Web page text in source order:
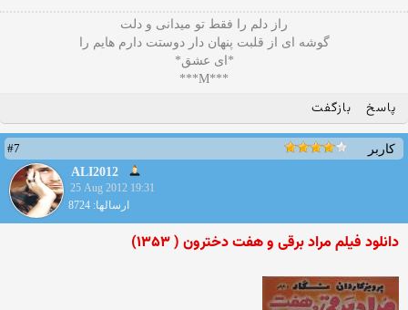
راز دلم را فقط تو میدانی و دلت
گوشه ای از قلبت پنهان دار دوستت دارم هایم را
*ای عشق*
***M***
پاسخ بازگفت
کاربر
#7
ALI2012
25 Aug 2012 19:31
ارسالها: 8724
دانلود فیلم مراد برقی و هفت دخترون ( ۱۳۵۳)